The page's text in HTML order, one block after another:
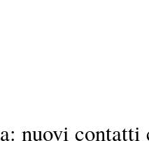
nuovi contatti